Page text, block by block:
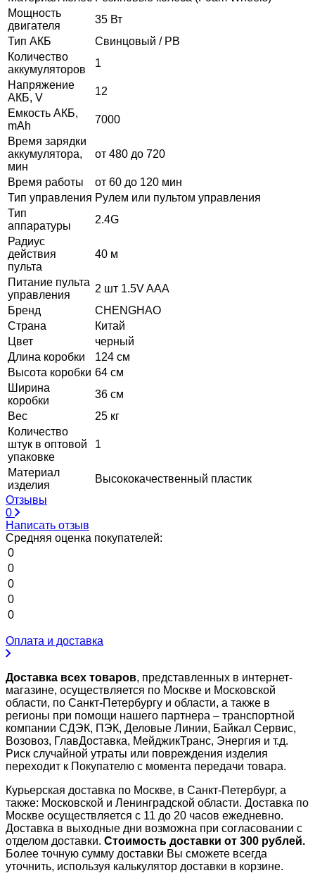
Мощность
двигателя
35 Вт
Тип АКБ
Свинцовый / PB
Количество
аккумуляторов
1
Напряжение
АКБ, V
12
Емкость АКБ,
mAh
7000
Время зарядки
аккумулятора,
мин
от 480 до 720
Время работы
от 60 до 120 мин
Тип управления Рулем или пультом управления
Тип
аппаратуры
2.4G
Радиус
действия
пульта
40 м
Питание пульта
управления
2 шт 1.5V AAA
Бренд
CHENGHAO
Страна
Китай
Цвет
черный
Длина коробки
124 см
Высота коробки 64 см
Ширина
коробки
36 см
Вес
25 кг
Количество
штук в оптовой
упаковке
1
Материал
изделия
Высококачественный пластик
Отзывы
0
Написать отзыв
Средняя оценка покупателей:
0
0
0
0
0
Оплата и доставка
Доставка всех товаров, представленных в интернет-
магазине, осуществляется по Москве и Московской
области, по Санкт-Петербургу и области, а также в
регионы при помощи нашего партнера – транспортной
компании СДЭК, ПЭК, Деловые Линии, Байкал Сервис,
Возовоз, ГлавДоставка, МейджикТранс, Энергия и т.д.
Риск случайной утраты или повреждения изделия
переходит к Покупателю с момента передачи товара.
Курьерская доставка по Москве, в Санкт-Петербург, а
также: Московской и Ленинградской области. Доставка по
Москве осуществляется с 11 до 20 часов ежедневно.
Доставка в выходные дни возможна при согласовании с
отделом доставки. Стоимость доставки от 300 рублей.
Более точную сумму доставки Вы сможете всегда
уточнить, используя калькулятор доставки в корзине.